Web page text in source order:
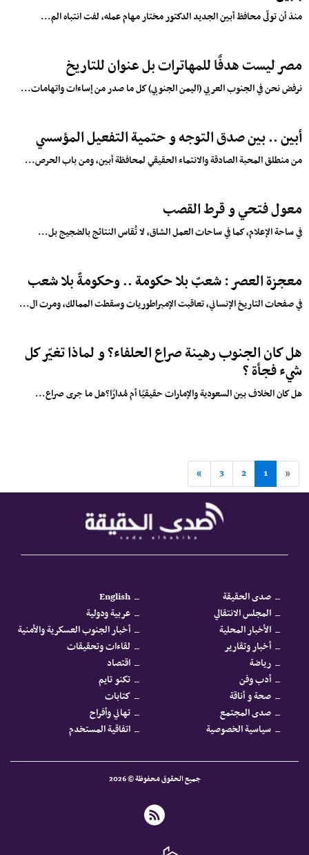
منذ أن تولّى محافظ أبين الجديد الدكتور مختار مهام عمله، لفت انتباه الم...
مصر ليست هدفًا للمهاترات بل عنوان للتاريخ
نرفض نحن في الجنوب العربي (اليمن الجنوبي) كل ما صدر من إساءات واتهامات...
أبين .. بين صدق التوجه و حتمية التفعيل المؤسسي
من منطلق المحبة الصادقة والانتماء الحقيقي لمحافظة أبين، ومن باب الحرص...
معول فتحي و قرط القصب
في ساحة الإعلام، كما في ساحات العمل الشاق، لا تُقاس النتائج بالضجيج بل...
معجزة العصر : شعبٌ بلا حكومة .. وحكومةٌ بلا شعب
في صفحات التاريخ الإنساني، تعاقبت الإمبراطوريات وسقطت الممالك، ومرت ال...
هل كان الجنوب رهينة صراع الحلفاء؟ و لماذا تغيّر كل
شيء فجأة ؟
هل كان الخلاف بين السعودية والإمارات حقيقيًا أم مُدارًا؟هل ما جرى صراع...
«
1
2
3
»
صدى الحقيقة
English
المجلس الانتقالي
عربية ودولية
الأخبار المحلية
أخبار الجنوب العسكرية والأمنية
أخبار وتقارير
لقاءات وتحقيقات
رياضة
اقتصاد
أدب وفن
تكنو تايم
صحة و أناقة
كتابات
صدى المجتمع
تهاني وأفراح
سياسية الخصوصية
اتفاقية المستخدم
جميع الحقوق محفوظة © 2026